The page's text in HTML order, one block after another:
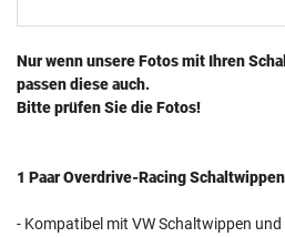
Nur wenn unsere Fotos mit Ihren
passen diese auch.
Bitte prüfen Sie die Fotos!
1 Paar Overdrive-Racing
- Kompatibel mit VW Schaltwippen und